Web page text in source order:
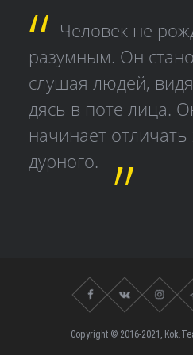
Человек не
разумным. Он
слушая людей,
дясь в поте лица.
начинает
дурного.
Copyright © 2016-2021,